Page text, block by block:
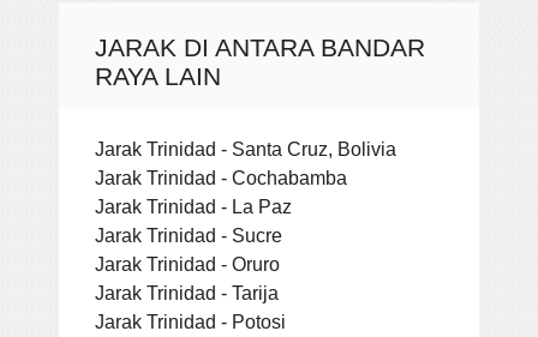
JARAK DI ANTARA BANDAR
RAYA LAIN
Jarak Trinidad - Santa Cruz, Bolivia
Jarak Trinidad - Cochabamba
Jarak Trinidad - La Paz
Jarak Trinidad - Sucre
Jarak Trinidad - Oruro
Jarak Trinidad - Tarija
Jarak Trinidad - Potosi